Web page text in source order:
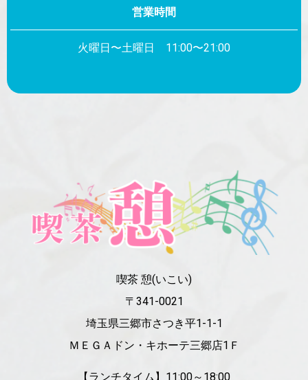
営業時間
火曜日〜土曜日 11:00〜21:00
喫茶 憩(いこい)
〒341-0021
埼玉県三郷市さつき平1-1-1
ＭＥＧＡドン・キホーテ三郷店1Ｆ
【ランチタイム】11:00～18:00